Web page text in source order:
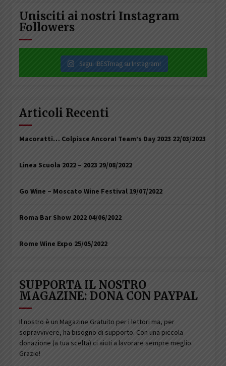
Unisciti ai nostri Instagram
Followers
Segui iBESTmag su Instagram!
Articoli Recenti
Macoratti… Colpisce Ancora! Team’s Day 2023 22/03/2023
Linea Scuola 2022 – 2023 29/08/2022
Go Wine – Moscato Wine Festival 19/07/2022
Roma Bar Show 2022 04/06/2022
Rome Wine Expo 25/05/2022
SUPPORTA IL NOSTRO
MAGAZINE: DONA CON PAYPAL
Il nostro è un Magazine Gratuito per i lettori ma, per
sopravvivere, ha bisogno di supporto. Con una piccola
donazione (a tua scelta) ci aiuti a lavorare sempre meglio.
Grazie!